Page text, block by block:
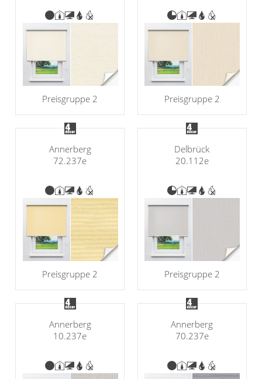
Preisgruppe 2 Preisgruppe 2
Annerberg
72.237e
Preisgruppe 2
Delbrück
20.112e
Preisgruppe 2
Annerberg
10.237e
Annerberg
70.237e